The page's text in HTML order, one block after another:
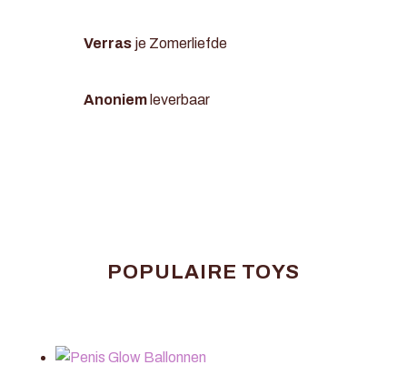
Verrasje Zomerliefde
Anoniem leverbaar
POPULAIRE TOYS